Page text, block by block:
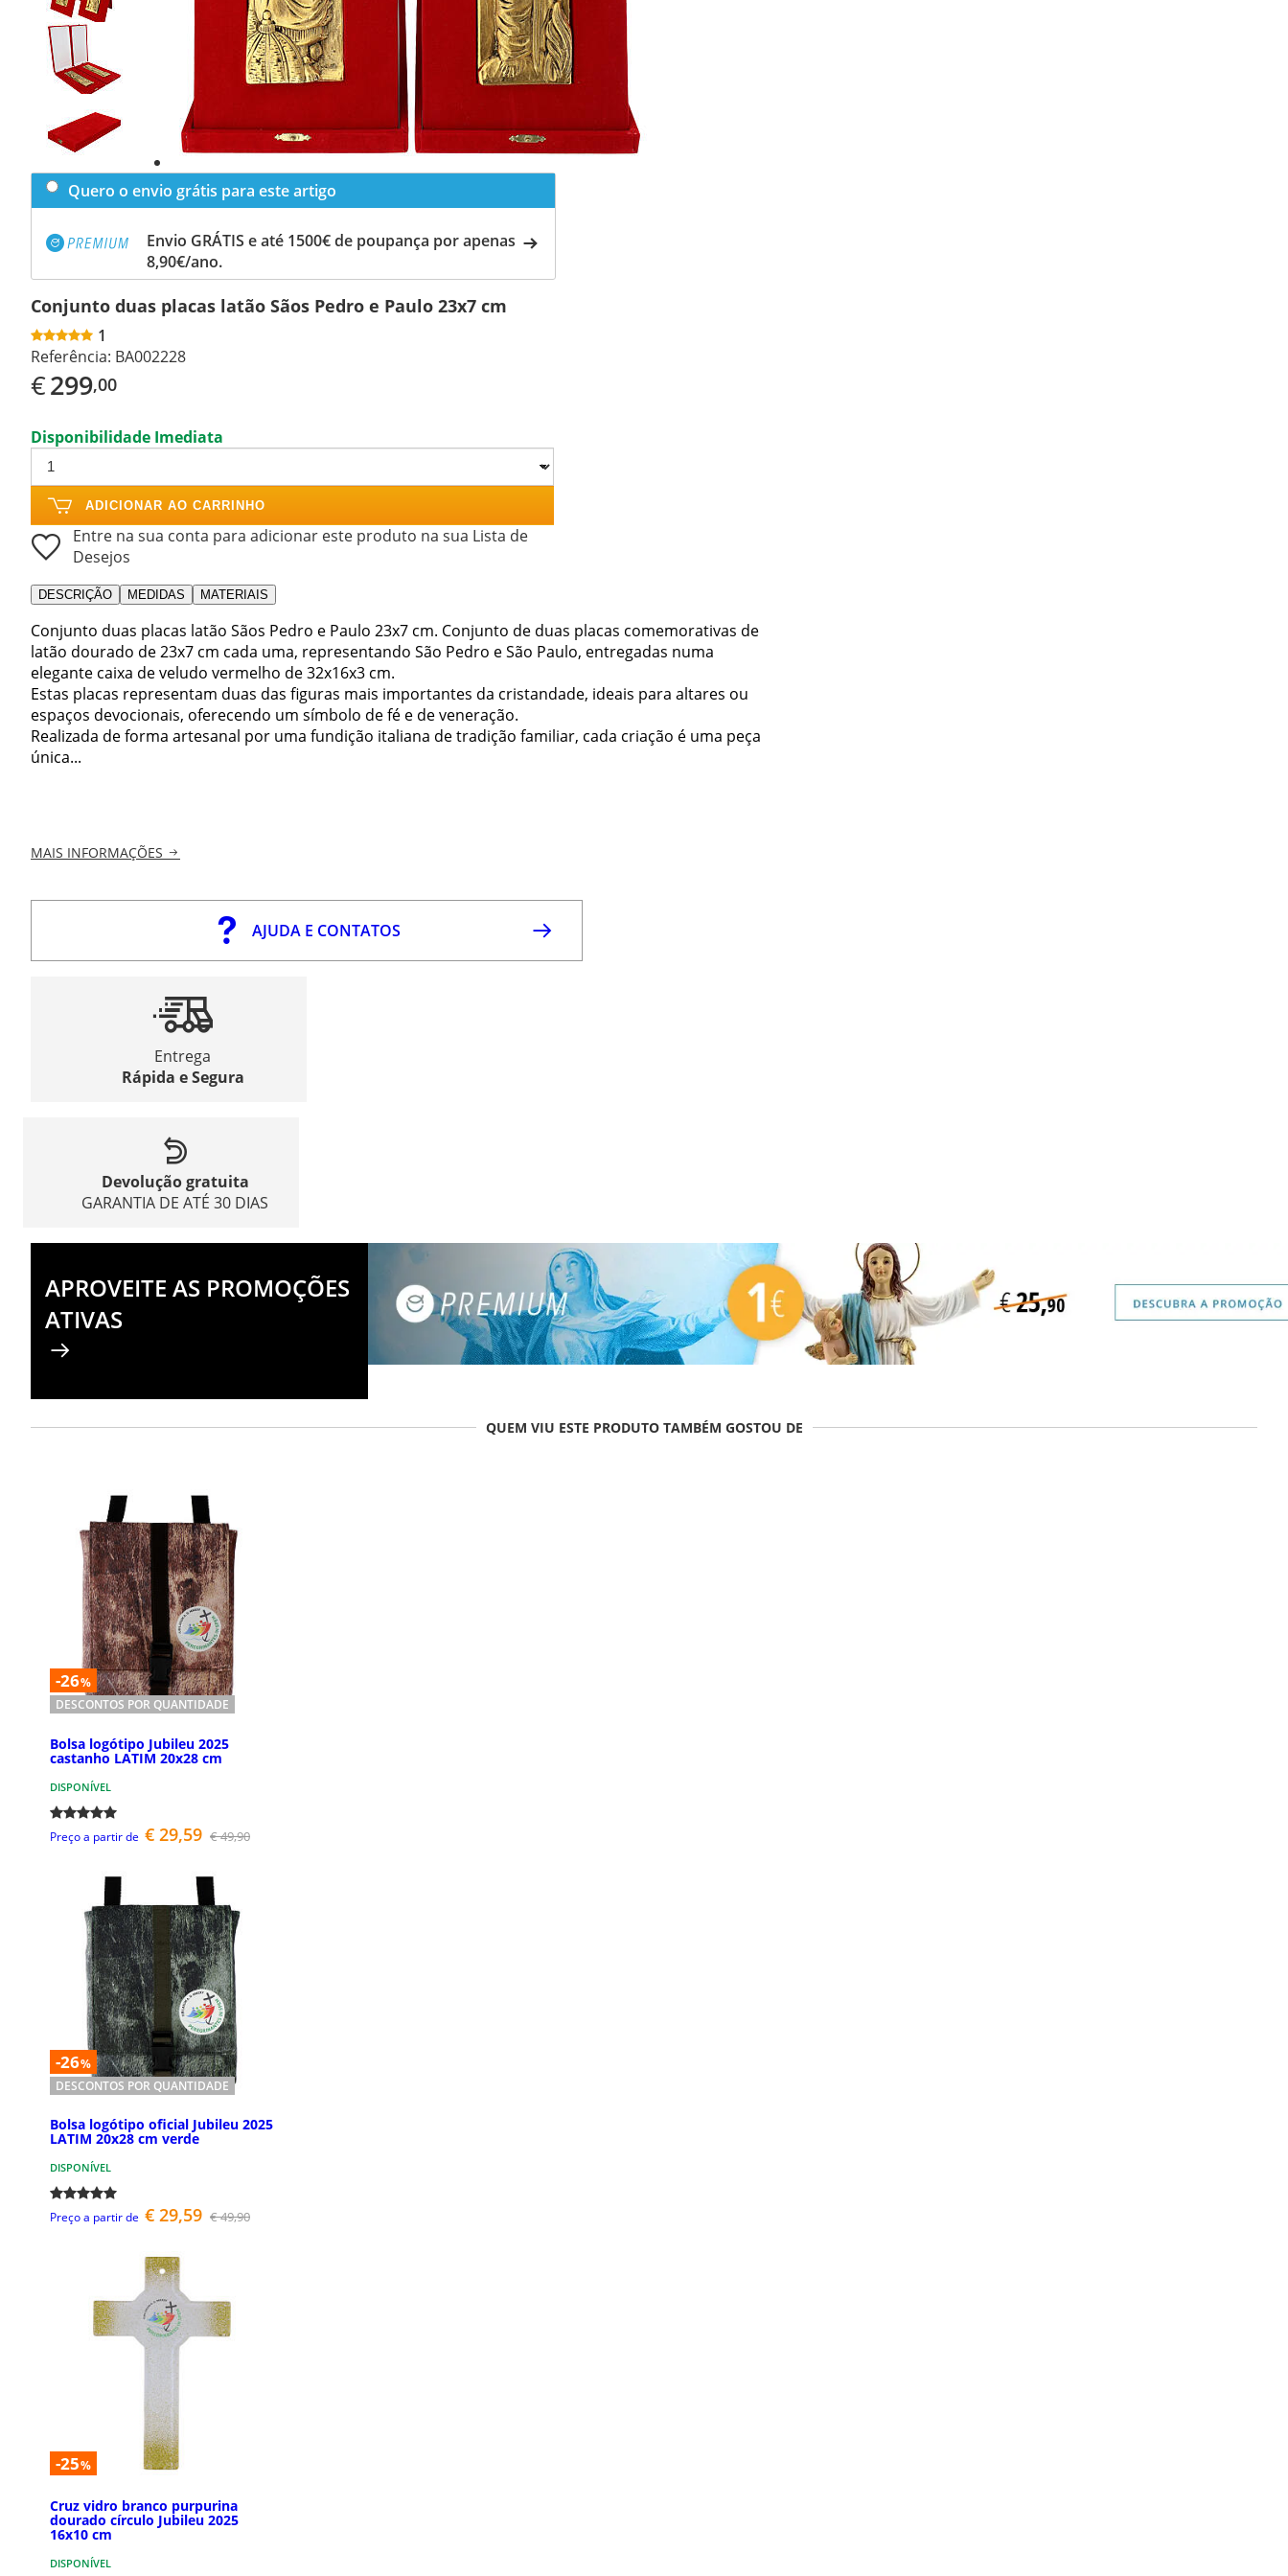
Previous
slide
Next
Quero o envio grátis para este artigo
Envio GRÁTIS e até 1500€ de poupança por apenas
8,90€/ano.
Conjunto duas placas latão Sãos Pedro e Paulo 23x7 cm
1
Referência: BA002228
€299,00
Disponibilidade Imediata
ADICIONAR AO CARRINHO
Entre na sua conta para adicionar este produto na sua Lista de
Desejos
DESCRIÇÃO MEDIDAS MATERIAIS
Conjunto duas placas latão Sãos Pedro e Paulo 23x7 cm. Conjunto de duas placas comemorativas de
latão dourado de 23x7 cm cada uma, representando São Pedro e São Paulo, entregadas numa
elegante caixa de veludo vermelho de 32x16x3 cm.
Estas placas representam duas das figuras mais importantes da cristandade, ideais para altares ou
espaços devocionais, oferecendo um símbolo de fé e de veneração.
Realizada de forma artesanal por uma fundição italiana de tradição familiar, cada criação é uma peça
única...
MAIS INFORMAÇÕES
AJUDA E CONTATOS
Entrega
Rápida e Segura
Devolução gratuita
GARANTIA DE ATÉ 30 DIAS
APROVEITE AS PROMOÇÕES
ATIVAS
QUEM VIU ESTE PRODUTO TAMBÉM GOSTOU DE
-26%
DESCONTOS POR QUANTIDADE
Bolsa logótipo Jubileu 2025
castanho LATIM 20x28 cm
DISPONÍVEL
Preço a partir de € 29,59 € 49,90
-26%
DESCONTOS POR QUANTIDADE
Bolsa logótipo oficial Jubileu 2025
LATIM 20x28 cm verde
DISPONÍVEL
Preço a partir de € 29,59 € 49,90
-25%
Cruz vidro branco purpurina
dourado círculo Jubileu 2025
16x10 cm
DISPONÍVEL